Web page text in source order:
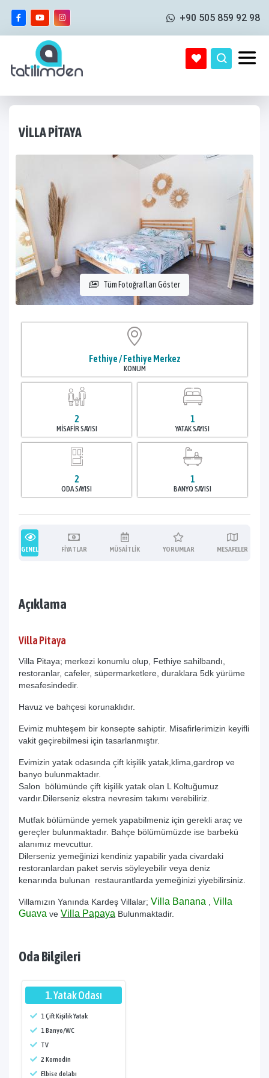
+90 505 859 92 98
VILLA PITAYA
Tüm Fotoğrafları Göster
Fethiye / Fethiye Merkez
KONUM
2
MISAFIR SAYISI
1
YATAK SAYISI
2
ODA SAYISI
1
BANYO SAYISI
GENEL FIYATLAR MÜSAITLIK YORUMLAR MESAFELER
Açıklama
Villa Pitaya
Villa Pitaya; merkezi konumlu olup, Fethiye sahilbandı,
restoranlar, cafeler, süpermarketlere, duraklara 5dk yürüme
mesafesindedir.
Havuz ve bahçesi korunaklıdır.
Evimiz muhteşem bir konsepte sahiptir. Misafirlerimizin keyifli
vakit geçirebilmesi için tasarlanmıştır.
Evimizin yatak odasında çift kişilik yatak,klima,gardrop ve
banyo bulunmaktadır.
Salon bölümünde çift kişilik yatak olan L Koltuğumuz
vardır.Dilerseniz ekstra nevresim takımı verebiliriz.
Mutfak bölümünde yemek yapabilmeniz için gerekli araç ve
gereçler bulunmaktadır. Bahçe bölümümüzde ise barbekü
alanımız mevcuttur.
Dilerseniz yemeğinizi kendiniz yapabilir yada civardaki
restoranlardan paket servis söyleyebilir veya deniz
kenarında bulunan restaurantlarda yemeğinizi yiyebilirsiniz.
Villamızın Yanında Kardeş Villalar; Villa Banana
Villa
Guava ve Villa Papaya Bulunmaktadir.
Oda Bilgileri
1. Yatak Odası
1 Çift Kişilik Yatak
1 Banyo/WC
TV
2 Komodin
Elbise dolabı